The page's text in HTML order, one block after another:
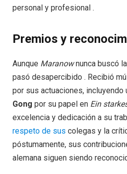
personal y profesional .
Premios y
Aunque Maranownunca buscó
pasó desapercibido . Recibió
por sus actuaciones, incluyendo
Gong por su papel en Ein
excelencia y dedicación a su
respeto de sus colegas y la
póstumamente, sus
alemana siguen siendo